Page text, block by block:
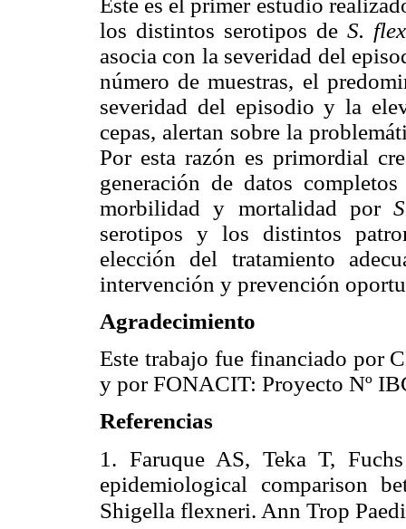
los distintos serotipos de S.
asocia con la severidad del
número de muestras, el
severidad del episodio y la
cepas, alertan sobre la
Por esta razón es primordial
generación de datos
morbilidad y mortalidad por
serotipos y los distintos
elección del tratamiento
intervención y prevención
Agradecimiento
Este trabajo fue financiado por
y por FONACIT: Proyecto Nº
Referencias
1. Faruque AS, Teka T,
epidemiological comparison
Shigella flexneri. Ann Trop